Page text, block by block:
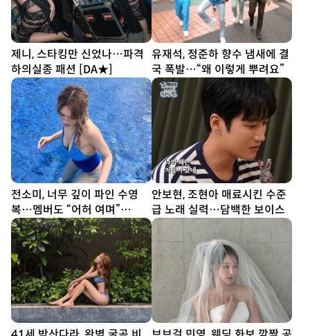
제니, 스타킹만 신었나…파격
하의실종 패션 [DA★]
유재석, 정준하 향수 냄새에 결
국 폭발…“왜 이렇게 뿌려요”
전소미, 너무 깊이 파인 수영
복…멤버도 “어허 여며”
[DA★]
안보현, 조현아 매료시킨 수준
급 노래 실력…담백한 보이스